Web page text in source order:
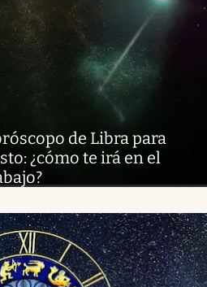
de Libra para
¿cómo te irá en el